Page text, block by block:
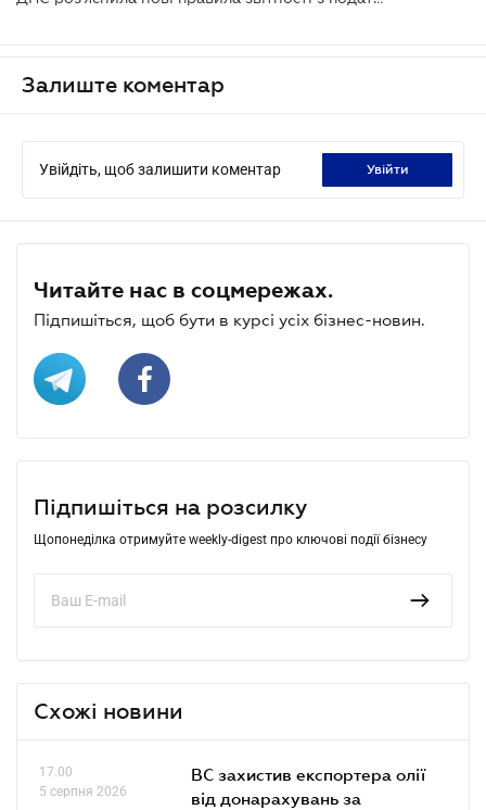
Залиште коментар
Увійдіть, щоб залишити коментар увійти
Читайте нас в соцмережах.
Підпишіться, щоб бути в курсі усіх бізнес-новин.
Підпишіться на розсилку
Щопонеділка отримуйте weekly-digest про ключові події бізнесу
Схожі новини
17.00
5 серпня 2026
ВС захистив експортера олії
від донарахувань за